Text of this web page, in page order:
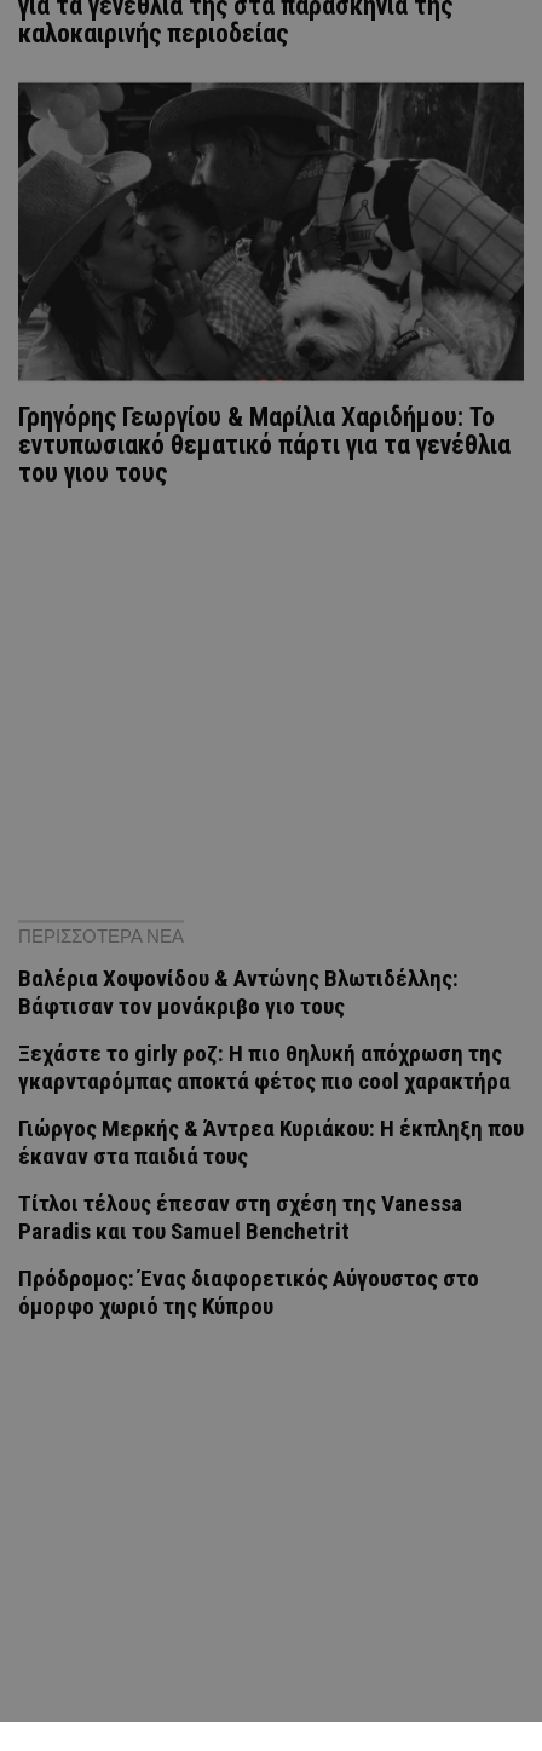
καλοκαιρινής περιοδείας
Γρηγόρης Γεωργίου & Μαρίλια Χαριδήμου: Το
εντυπωσιακό θεματικό πάρτι για τα γενέθλια
του γιου τους
ΠΕΡΙΣΣΟΤΕΡΑ ΝΕΑ
Βαλέρια Χοψονίδου & Αντώνης Βλωτιδέλλης:
Βάφτισαν τον μονάκριβο γιο τους
Ξεχάστε το girly ροζ: Η πιο θηλυκή απόχρωση της
γκαρνταρόμπας αποκτά φέτος πιο cool χαρακτήρα
Γιώργος Μερκής & Άντρεα Κυριάκου: Η έκπληξη που
έκαναν στα παιδιά τους
Τίτλοι τέλους έπεσαν στη σχέση της Vanessa
Paradis και του Samuel Benchetrit
Πρόδρομος: Ένας διαφορετικός Αύγουστος στο
όμορφο χωριό της Κύπρου